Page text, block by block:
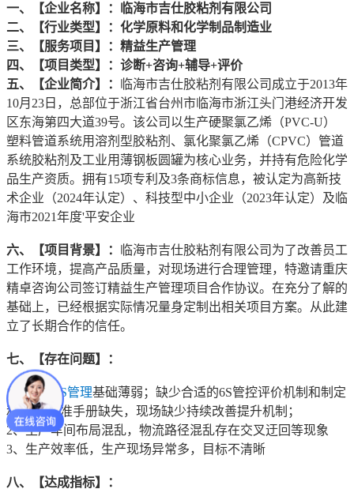
一、【企业名称】：临海市吉仕胶粘剂有限公司
二、【行业类型】：‌化学原料和化学制品制造业
三、【服务项目】：精益生产管理
四、【项目类型】：诊断+咨询+辅导+评价
五、【企业简介】：
临海市吉仕胶粘剂有限公司成立于2013年
10月23日，总部位于浙江省台州市临海市浙江头门港经济开发
区东海第四大道39号。该公司以生产硬聚氯乙烯（PVC-U）
塑料管道系统用溶剂型胶粘剂、氯化聚氯乙烯（CPVC）管道
系统胶粘剂及工业用薄钢板圆罐为核心业务，并持有危险化学
品生产资质。拥有15项专利及3条商标信息，被认定为高新技
术企业（2024年认定）、科技型中小企业（2023年认定）及临
海市2021年度'平安企业
六、【项目背景】：
临海市吉仕胶粘剂有限公司为了改善员工
工作环境，提高产品质量，对现场进行合理管理，特邀请重庆
精卓咨询公司签订精益生产管理项目合作协议。在充分了解的
基础上，已经根据实际情况量身定制出相关项目方案。从此建
立了长期合作的信任。
七、【存在问题】：
1、现场6S管理基础薄弱；缺少合适的6S管控评价机制和制定
和 目视标准手册缺失，现场缺少持续改善提升机制；
2、生产车间布局混乱，物流路径混乱存在交叉迂回等现象
3、生产效率低，生产现场异常多，目标不清晰
八、【达成指标】：